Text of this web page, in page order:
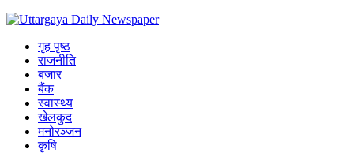
गृह पृष्ठ
राजनीति
बजार
बैंक
स्वास्थ्य
खेलकुद
मनोरञ्जन
कृषि